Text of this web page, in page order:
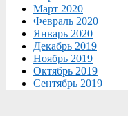
Март 2020
Февраль 2020
Январь 2020
Декабрь 2019
Ноябрь 2019
Октябрь 2019
Сентябрь 2019